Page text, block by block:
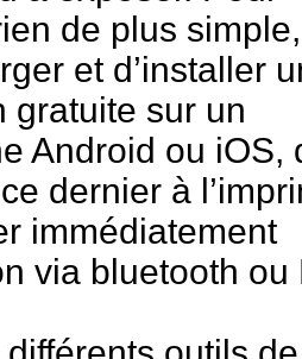
de plus
et d’installer
gratuite sur un
Android ou iOS,
dernier à
immédiatement
via bluetooth ou